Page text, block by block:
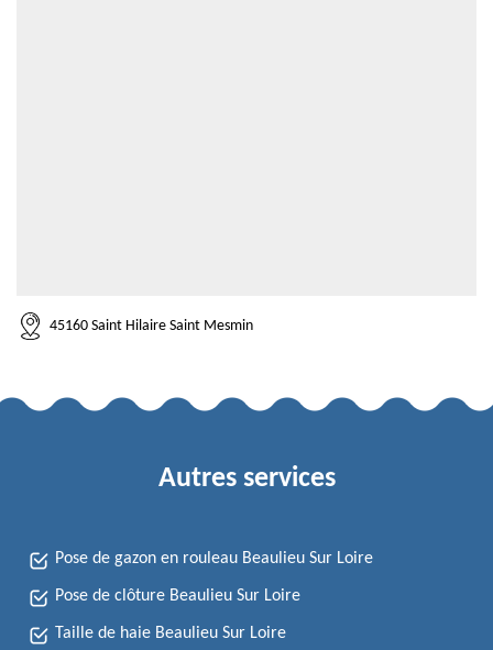
45160 Saint Hilaire Saint Mesmin
Autres services
Pose de gazon en rouleau Beaulieu Sur Loire
Pose de clôture Beaulieu Sur Loire
Taille de haie Beaulieu Sur Loire